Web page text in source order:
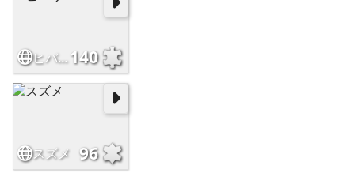
ヒバリ140
スズメ 96